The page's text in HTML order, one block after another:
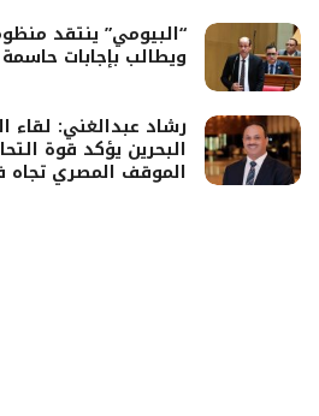
“البيومي” ينتقد
ويطالب بإجابات
رشاد عبدالغني:
البحرين يؤكد قوة
الموقف المصري تجاه